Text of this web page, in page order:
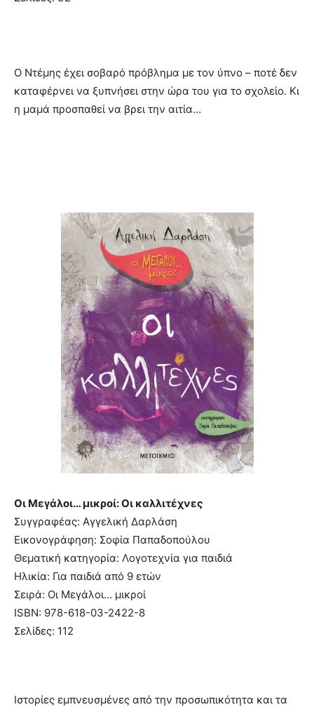
Ο Ντέμης έχει σοβαρό πρόβλημα με τον ύπνο – ποτέ δεν
καταφέρνει να ξυπνήσει στην ώρα του για το σχολείο. Κι
η μαμά προσπαθεί να βρει την αιτία…
Οι Μεγάλοι… μικροί: Οι καλλιτέχνες
Συγγραφέας: Αγγελική Δαρλάση
Εικονογράφηση: Σοφία Παπαδοπούλου
Θεματική κατηγορία: Λογοτεχνία για παιδιά
Ηλικία: Για παιδιά από 9 ετών
Σειρά: Οι Μεγάλοι… μικροί
ISBN: 978-618-03-2422-8
Σελίδες: 112
Ιστορίες εμπνευσμένες από την προσωπικότητα και τα